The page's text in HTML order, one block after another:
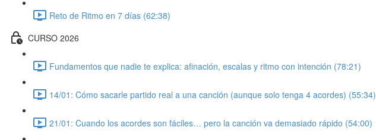
Reto de Ritmo en 7 días (62:38)
CURSO 2026
Fundamentos que nadie te explica: afinación, escalas y ritmo con intención (78:21)
14/01: Cómo sacarle partido real a una canción (aunque solo tenga 4 acordes) (55:34)
21/01: Cuando los acordes son fáciles… pero la canción va demasiado rápido (54:00)